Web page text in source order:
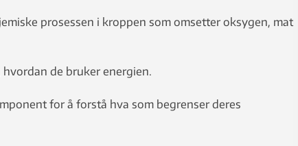
prosessen i kroppen som omsetter oksygen, mat
de bruker energien.
for å forstå hva som begrenser deres